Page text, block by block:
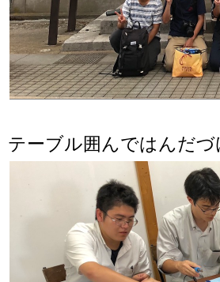
テーブル囲んではんだづ